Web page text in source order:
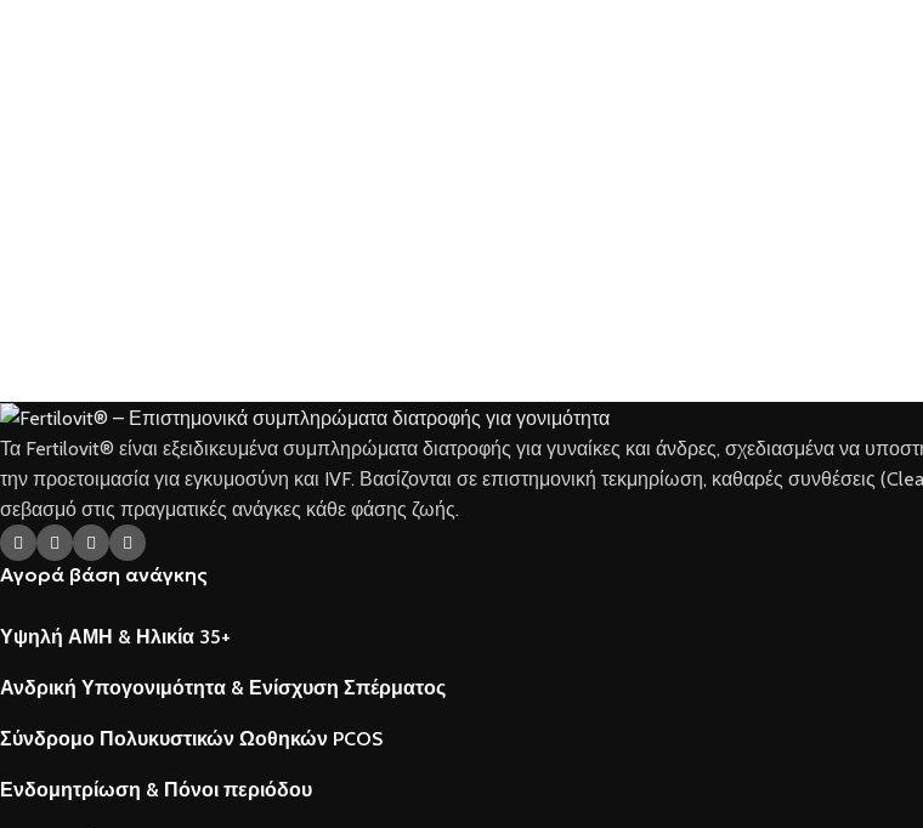
Τα Fertilovit® είναι εξειδικευμένα συμπληρώματα διατροφής για γυναίκες και άνδρες, σχεδιασμένα να
την προετοιμασία για εγκυμοσύνη και IVF. Βασίζονται σε επιστημονική τεκμηρίωση, καθαρές συνθέσεις
σεβασμό στις πραγματικές ανάγκες κάθε φάσης ζωής.
Αγορά βάση ανάγκης
Υψηλή ΑΜΗ & Ηλικία 35+
Ανδρική Υπογονιμότητα & Ενίσχυση Σπέρματος
Σύνδρομο Πολυκυστικών Ωοθηκών PCOS
Ενδομητρίωση & Πόνοι περιόδου